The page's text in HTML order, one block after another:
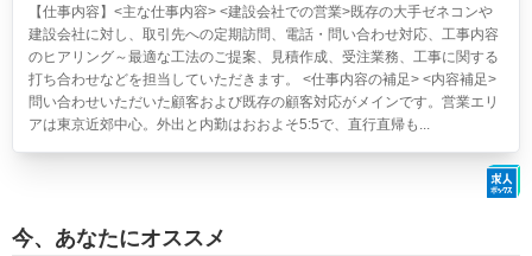
【仕事内容】<主な仕事内容> <建設会社での営業>既存の大手ゼネコンや
建設会社に対し、取引先への定期訪問、電話・問い合わせ対応、工事内容
のヒアリング～最適な工法のご提案、見積作成、受注業務、工事に関する
打ち合わせなどを担当していただきます。 <仕事内容の補足> <内容補足>
問い合わせいただいた顧客および既存の顧客対応がメインです。営業エリ
アは東京近郊中心。外出と内勤はおおよそ5:5で、直行直帰も...
今、あなたにオススメ